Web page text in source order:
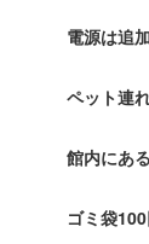
電源は追
ペット連
館内にあ
ゴミ袋